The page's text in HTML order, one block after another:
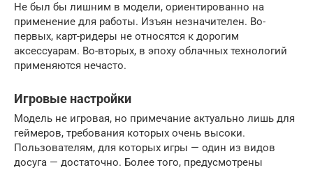
Не был бы лишним в модели, ориентированно на
применение для работы. Изъян незначителен. Во-
первых, карт-ридеры не относятся к дорогим
аксессуарам. Во-вторых, в эпоху облачных технологий
применяются нечасто.
Игровые настройки
Модель не игровая, но примечание актуально лишь для
геймеров, требования которых очень высоки.
Пользователям, для которых игры — один из видов
досуга — достаточно. Более того, предусмотрены